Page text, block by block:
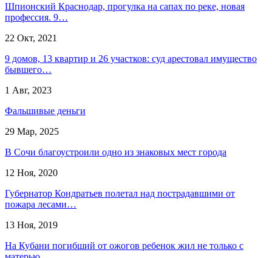
Шпионский Краснодар, прогулка на сапах по реке, новая
профессия. 9…
22 Окт, 2021
9 домов, 13 квартир и 26 участков: суд арестовал имущество
бывшего…
1 Авг, 2023
Фальшивые деньги
29 Мар, 2025
В Сочи благоустроили одно из знаковых мест города
12 Ноя, 2020
Губернатор Кондратьев полетал над пострадавшими от
пожара лесами…
13 Ноя, 2019
На Кубани погибший от ожогов ребенок жил не только с